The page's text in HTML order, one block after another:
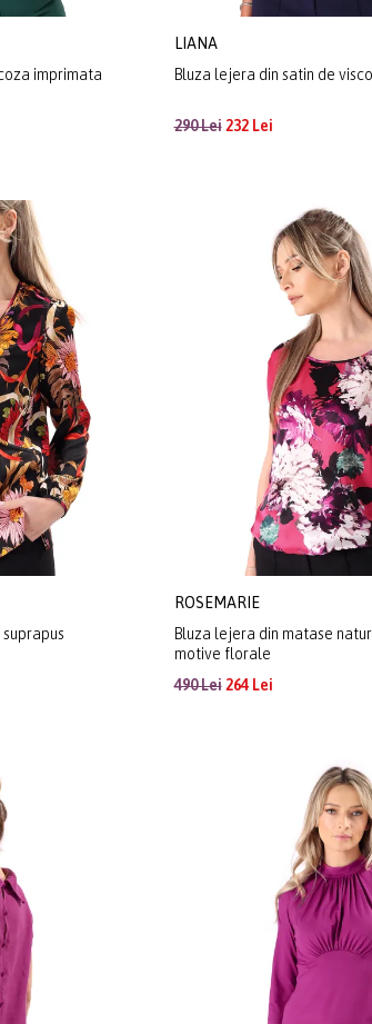
imprimata
LIANA
Bluza lejera din satin de
290 Lei232 Lei
ROSEMARIE
Bluza lejera din matase
motive florale
490 Lei264 Lei